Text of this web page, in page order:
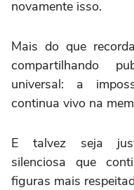
novamente isso.
Mais do que
compartilhando
universal: a
continua vivo na
E talvez seja
silenciosa que
figuras mais